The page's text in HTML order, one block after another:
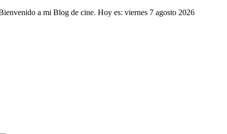
Saltar
a mi Blog de cine. Hoy es: viernes 7 agosto 2026